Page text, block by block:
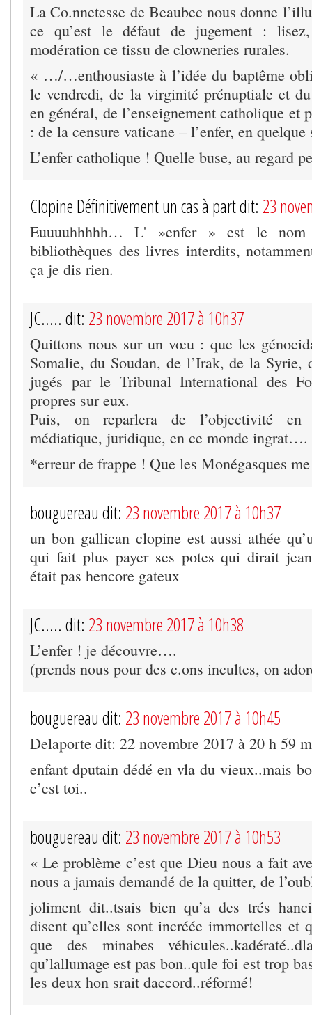
La Co.nnetesse de Beaubec nous donne
ce qu’est le défaut de jugement :
modération ce tissu de clowneries rurales.
« …/…enthousiaste à l’idée du baptême
le vendredi, de la virginité prénuptiale et
en général, de l’enseignement catholique et
: de la censure vaticane – l’enfer, en
L’enfer catholique ! Quelle buse, au regard
Clopine Définitivement un cas à part dit: 23
Euuuuhhhhh… L' »enfer » est le nom
bibliothèques des livres interdits,
ça je dis rien.
JC..... dit: 23 novembre 2017 à 10h37
Quittons nous sur un vœu : que les
Somalie, du Soudan, de l’Irak, de la Syrie,
jugés par le Tribunal International des
propres sur eux.
Puis, on reparlera de l’objectivité en
médiatique, juridique, en ce monde ingrat….
*erreur de frappe ! Que les Monégasques
bouguereau dit: 23 novembre 2017 à 10h37
un bon gallican clopine est aussi athée
qui fait plus payer ses potes qui dirait
était pas hencore gateux
JC..... dit: 23 novembre 2017 à 10h38
L’enfer ! je découvre….
(prends nous pour des c.ons incultes, on
bouguereau dit: 23 novembre 2017 à 10h45
Delaporte dit: 22 novembre 2017 à 20 h 59
enfant dputain dédé en vla du vieux..mais
c’est toi..
bouguereau dit: 23 novembre 2017 à 10h53
« Le problème c’est que Dieu nous a fait
nous a jamais demandé de la quitter, de
joliment dit..tsais bien qu’a des trés
disent qu’elles sont incréée immortelles et
que des minabes
qu’lallumage est pas bon..qule foi est trop
les deux hon srait daccord..réformé!